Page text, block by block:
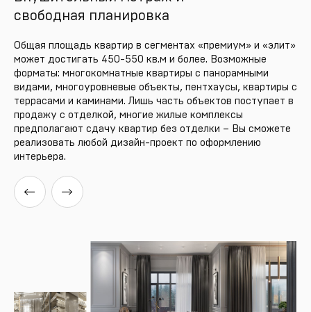
свободная планировка
Общая площадь квартир в сегментах «премиум» и «элит»
может достигать 450-550 кв.м и более. Возможные
форматы: многокомнатные квартиры с панорамными
видами, многоуровневые объекты, пентхаусы, квартиры с
террасами и каминами. Лишь часть объектов поступает в
продажу с отделкой, многие жилые комплексы
предполагают сдачу квартир без отделки – Вы сможете
реализовать любой дизайн-проект по оформлению
интерьера.